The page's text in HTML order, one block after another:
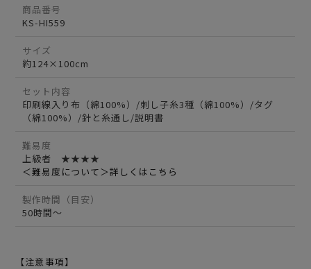
商品番号
KS-HI559
サイズ
約124×100cm
セット内容
印刷線入り布（綿100%）/刺し子糸3種（綿100%）/タグ
（綿100%）/針と糸通し/説明書
難易度
上級者 ★★★★
＜難易度について＞詳しくはこちら
製作時間（目安）
50時間～
【注意事項】